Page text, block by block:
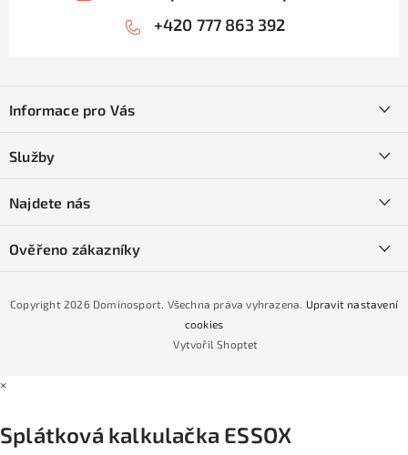
+420 777 863 392
pInformace pro Vás
Obchodní podmínky
Podmínky GDPR
Podmínky nákupu na splátky ESSOX
Služby
Naše prodejna
Najdete nás
Ověřeno zákazníky
Vytvořil Shoptet
Copyright 2026 Dominosport. Všechna práva vyhrazena. Upravit nastavení
cookies
×
Splátková kalkulačka ESSOX